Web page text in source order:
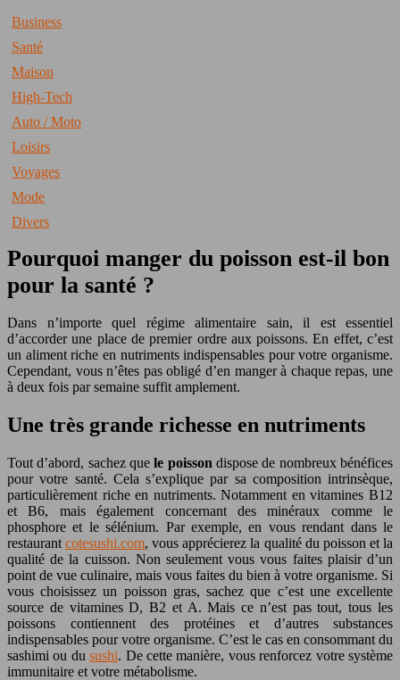
Business
Santé
Maison
High-Tech
Auto / Moto
Loisirs
Voyages
Mode
Divers
Pourquoi manger du poisson est-il bon
pour la santé ?
Dans n’importe quel régime alimentaire sain, il est essentiel
d’accorder une place de premier ordre aux poissons. En effet, c’est
un aliment riche en nutriments indispensables pour votre organisme.
Cependant, vous n’êtes pas obligé d’en manger à chaque repas, une
à deux fois par semaine suffit amplement.
Une très grande richesse en nutriments
Tout d’abord, sachez que le poisson dispose de nombreux bénéfices
pour votre santé. Cela s’explique par sa composition intrinsèque,
particulièrement riche en nutriments. Notamment en vitamines B12
et B6, mais également concernant des minéraux comme le
phosphore et le sélénium. Par exemple, en vous rendant dans le
restaurantcotesushi.com, vous apprécierez la qualité du poisson et la
qualité de la cuisson. Non seulement vous vous faites plaisir d’un
point de vue culinaire, mais vous faites du bien à votre organisme. Si
vous choisissez un poisson gras, sachez que c’est une excellente
source de vitamines D, B2 et A. Mais ce n’est pas tout, tous les
poissons contiennent des protéines et d’autres substances
indispensables pour votre organisme. C’est le cas en consommant du
sashimi ou dusushi. De cette manière, vous renforcez votre système
immunitaire et votre métabolisme.